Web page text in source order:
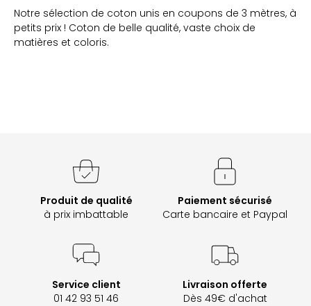
Notre sélection de coton unis en coupons de 3 mètres, à
petits prix ! Coton de belle qualité, vaste choix de
matières et coloris.
Produit de qualité
à prix imbattable
Paiement sécurisé
Carte bancaire et Paypal
Service client
01 42 93 51 46
Livraison offerte
Dès 49€ d'achat